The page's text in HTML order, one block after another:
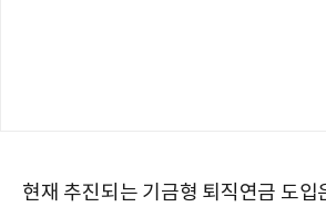
현재 추진되는 기금형 퇴직연금 도